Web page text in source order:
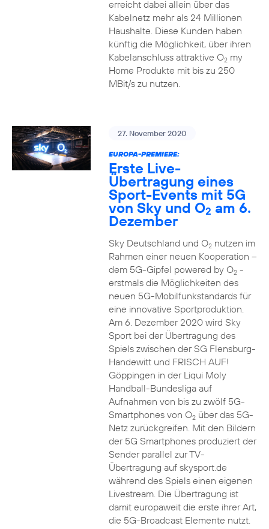
erreicht dabei allein über das
Kabelnetz mehr als 24 Millionen
Haushalte. Diese Kunden haben
künftig die Möglichkeit, über ihren
Kabelanschluss attraktive O2my
Home Produkte mit bis zu 250
MBit/s zu nutzen.
27. November 2020
EUROPA-PREMIERE:
Erste Live-
Übertragung eines
Sport-Events mit 5G
von Sky und O2 am 6.
Dezember
Sky Deutschland und O2nutzen im
Rahmen einer neuen Kooperation –
dem 5G-Gipfel powered by O2-
erstmals die Möglichkeiten des
neuen 5G-Mobilfunkstandards für
eine innovative Sportproduktion.
Am 6. Dezember 2020 wird Sky
Sport bei der Übertragung des
Spiels zwischen der SG Flensburg-
Handewitt und FRISCH AUF!
Göppingen in der Liqui Moly
Handball-Bundesliga auf
Aufnahmen von bis zu zwölf 5G-
Smartphones von O2über das 5G-
Netz zurückgreifen. Mit den Bildern
der 5G Smartphones produziert der
Sender parallel zur TV-
Übertragung auf skysport.de
während des Spiels einen eigenen
Livestream. Die Übertragung ist
damit europaweit die erste ihrer Art,
die 5G-Broadcast Elemente nutzt.